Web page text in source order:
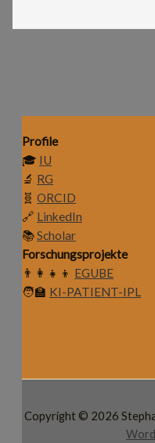
Profile
🎓 IU
🔬 RG
🧬 ORCID
🔗 LinkedIn
📚Scholar
Forschungsprojekte
👨‍👩‍👧‍👦 EGUBE
🧑‍🏫 KI-PATIENT-IPL
Copyright © 2026